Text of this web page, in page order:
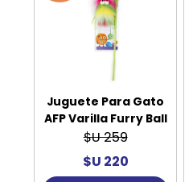
Juguete Para Gato
AFP Varilla Furry Ball
$U 259
$U 220